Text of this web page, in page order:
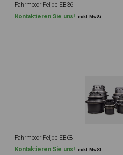
Fahrmotor Peljob EB36
Kontaktieren Sie uns! exkl. MwSt
Fahrmotor Peljob EB68
Kontaktieren Sie uns! exkl. MwSt